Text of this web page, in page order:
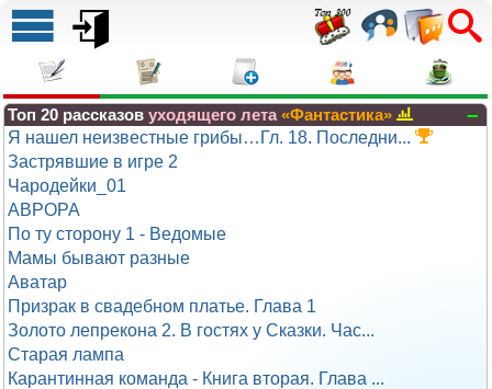
Топ 20 рассказов уходящего лета «Фантастика» –
Я нашел неизвестные грибы…Гл. 18. Последни...
Застрявшие в игре 2
Чародейки_01
АВРОРА
По ту сторону 1 - Ведомые
Мамы бывают разные
Аватар
Призрак в свадебном платье. Глава 1
Золото лепрекона 2. В гостях у Сказки. Час...
Старая лампа
Карантинная команда - Книга вторая. Глава ...